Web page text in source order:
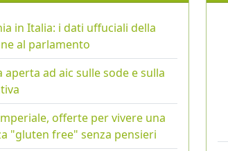
in Italia: i dati uffuciali della
al parlamento
aperta ad aic sulle sode e sulla
offerte per vivere una
"gluten free" senza pensieri